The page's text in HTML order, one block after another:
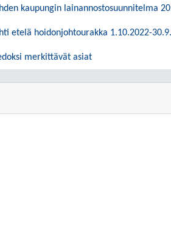
kaupungin lainannostosuunnitelma
etelä hoidonjohtourakka 1.10.2022-
merkittävät asiat